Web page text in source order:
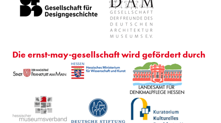
Die ernst-may-gesellschaft wird gefördert durch